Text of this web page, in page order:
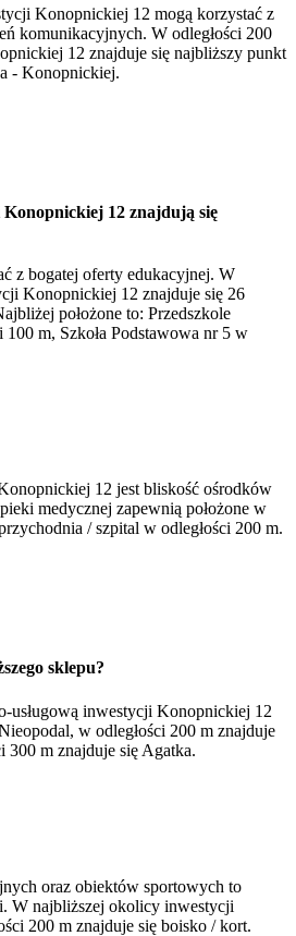
Konopnickiej 12 mogą korzystać z
komunikacyjnych. W odległości 200
12 znajduje się najbliższy punkt
- Konopnickiej.
12 znajdują się
z bogatej oferty edukacyjnej. W
Konopnickiej 12 znajduje się 26
położone to: Przedszkole
m, Szkoła Podstawowa nr 5 w
12 jest bliskość ośrodków
medycznej zapewnią położone w
/ szpital w odległości 200 m.
sklepu?
usługową inwestycji Konopnickiej 12
w odległości 200 m znajduje
m znajduje się Agatka.
oraz obiektów sportowych to
W najbliższej okolicy inwestycji
200 m znajduje się boisko / kort.